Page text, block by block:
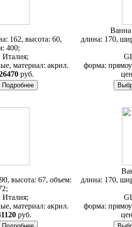
162, высота: 60,
400;
материал: акрил.
руб.
длина: 170,
форма:
высота: 67, объем:
материал: акрил.
руб.
длина: 170,
форма: